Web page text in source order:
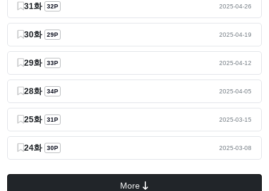
31화 32P 2025-04-26
30화 29P 2025-04-19
29화 33P 2025-04-12
28화 34P 2025-04-05
25화 31P 2025-03-15
24화 30P 2025-03-08
More